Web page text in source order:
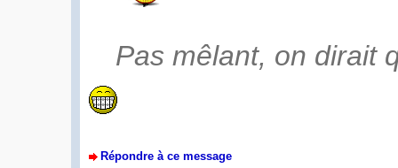
Pas mêlant, on dirait
Répondre à ce message